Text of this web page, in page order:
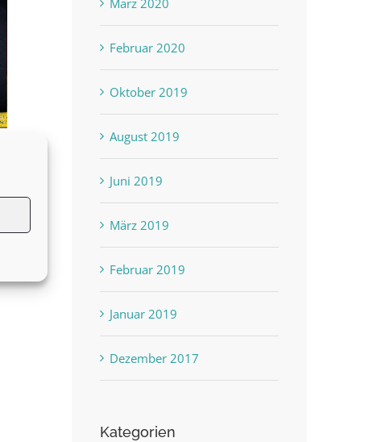
Coronakrise überwinden?
Februar 2020
Oktober 2019
August 2019
Juni 2019
März 2019
Februar 2019
Januar 2019
Dezember 2017
Kategorien